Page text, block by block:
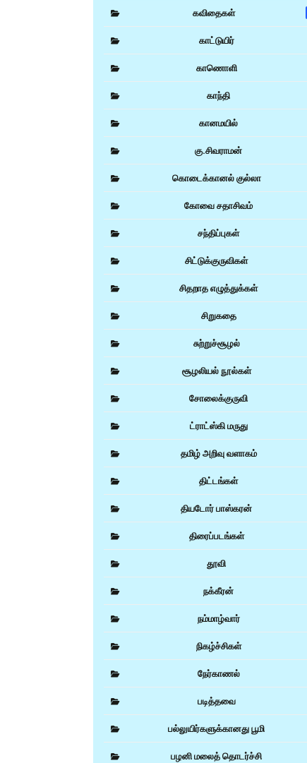
கவிதைகள்
காட்டுயிர்
காணொளி
காந்தி
கானமயில்
கு.சிவராமன்
கொடைக்கானல் குல்லா
கோவை சதாசிவம்
சந்திப்புகள்
சிட்டுக்குருவிகள்
சிதறாத எழுத்துக்கள்
சிறுகதை
சுற்றுச்சூழல்
சூழலியல் நூல்கள்
சோலைக்குருவி
ட்ராட்ஸ்கி மருது
தமிழ் அறிவு வளாகம்
திட்டங்கள்
தியடோர் பாஸ்கரன்
திரைப்படங்கள்
தூவி
நக்கீரன்
நம்மாழ்வார்
நிகழ்ச்சிகள்
நேர்காணல்
படித்தவை
பல்லுயிர்களுக்கானது பூமி
பழனி மலைத் தொடர்ச்சி